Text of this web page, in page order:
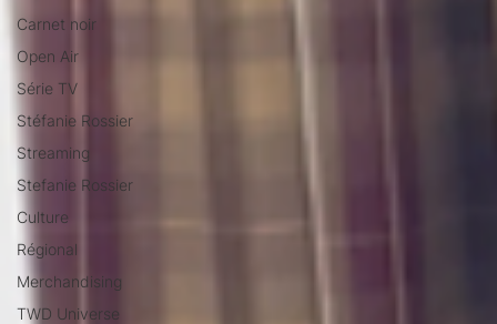
Carnet noir
Open Air
Série TV
Stéfanie Rossier
Streaming
Stefanie Rossier
Culture
Régional
Merchandising
TWD Universe